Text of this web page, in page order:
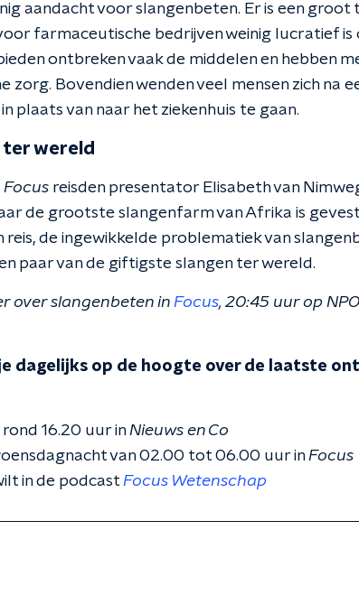
aandacht voor slangenbeten. Er is een
farmaceutische bedrijven weinig lucratief is
ontbreken vaak de middelen en hebben
zorg. Bovendien wenden veel mensen zich na
plaats van naar het ziekenhuis te gaan.
wereld
Focus reisden presentator Elisabeth van
de grootste slangenfarm van Afrika is
de ingewikkelde problematiek van
paar van de giftigste slangen ter wereld.
over slangenbeten in Focus, 20:45 uur op
je dagelijks op de hoogte over de laatste
16.20 uur inNieuws en Co
van 02.00 tot 06.00 uur inFocus
in de podcast Focus Wetenschap